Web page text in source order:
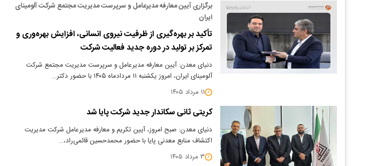
برگزاری آیین معارفه مدیرعامل و سرپرست مدیریت مجتمع شرکت آلومینای
ایران
تأکید بر بهره‌گیری از ظرفیت نیروی انسانی، افزایش بهره‌وری و
تمرکز بر تولید در دوره جدید فعالیت شرکت
دنیای معدن: آیین معارفه مدیرعامل و سرپرست مدیریت مجتمع شرکت
آلومینای ایران، امروز یکشنبه ۱۱ مردادماه ۱۴۰۵ با حضور دکتر…
۱۱ مرداد ۱۴۰۵
کریتی ثانی سکاندار جدید شرکت پایا شد
دنیای معدن: صبح امروز، آیین تکریم و معارفه مدیرعامل شرکت مدیریت
اکتشاف منابع معدنی پایا با حضور محمدحسین قائمی‌راد،…
۳ مرداد ۱۴۰۵